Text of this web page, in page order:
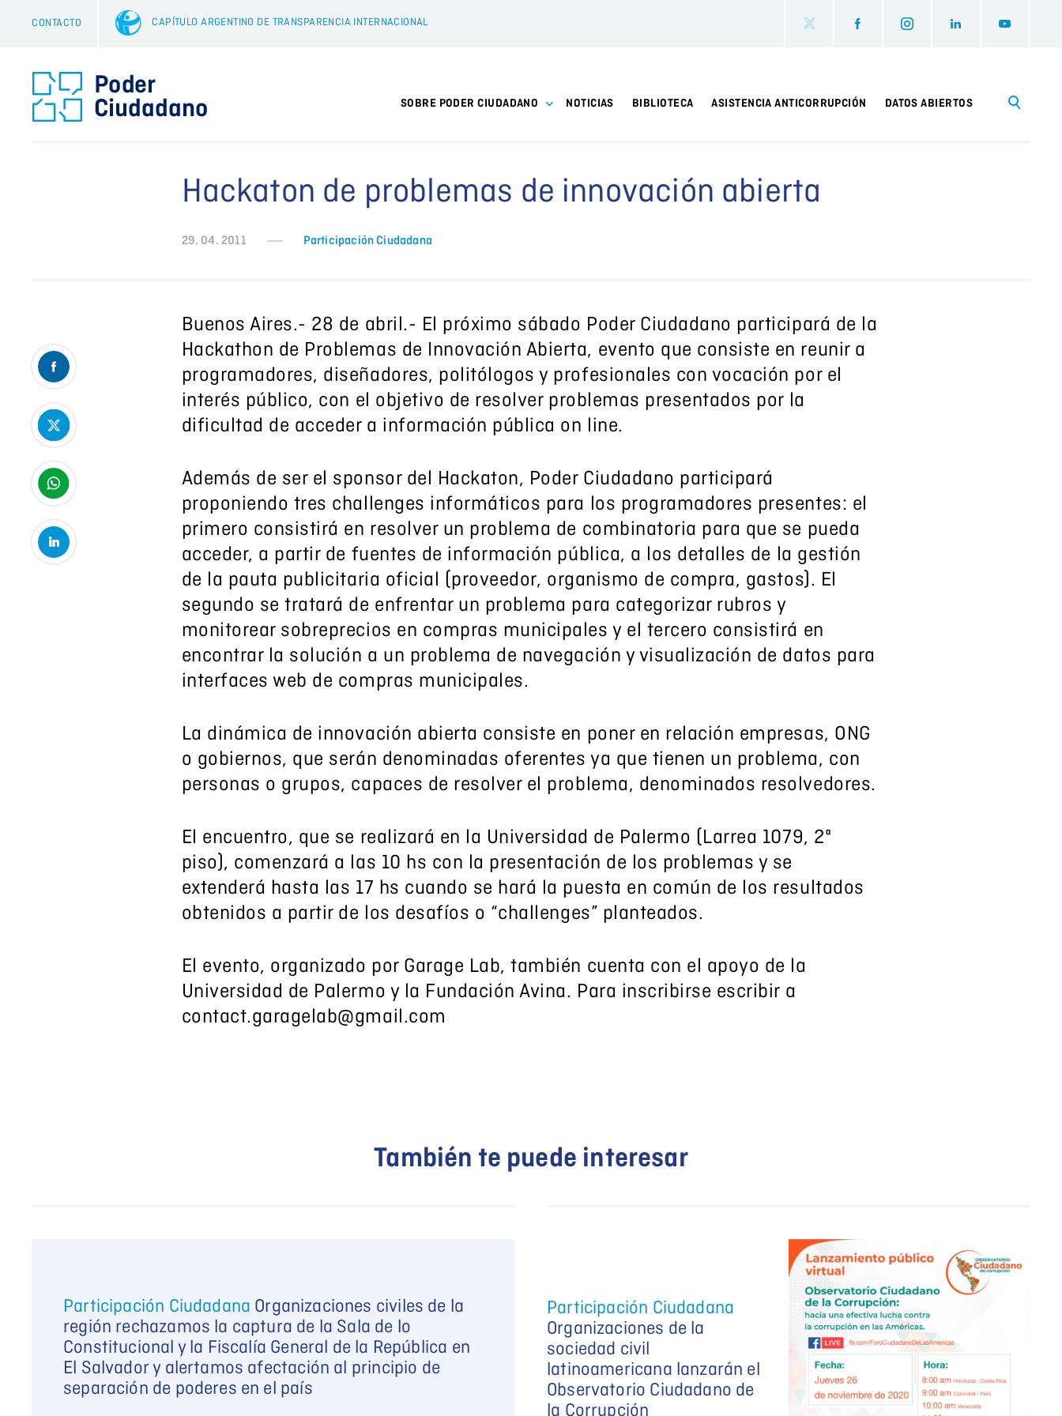
CONTACTO CAPÍTULO ARGENTINO DE TRANSPARENCIA INTERNACIONAL
SOBRE PODER CIUDADANO NOTICIAS BIBLIOTECA ASISTENCIA ANTICORRUPCIÓN DATOS ABIERTOS
Hackaton de problemas de innovación abierta
29. 04. 2011 Participación Ciudadana
Buenos Aires.- 28 de abril.- El próximo sábado Poder Ciudadano participará de la
Hackathon de Problemas de Innovación Abierta, evento que consiste en reunir a
programadores, diseñadores, politólogos y profesionales con vocación por el
interés público, con el objetivo de resolver problemas presentados por la
dificultad de acceder a información pública on line.
Además de ser el sponsor del Hackaton, Poder Ciudadano participará
proponiendo tres challenges informáticos para los programadores presentes: el
primero consistirá en resolver un problema de combinatoria para que se pueda
acceder, a partir de fuentes de información pública, a los detalles de la gestión
de la pauta publicitaria oficial (proveedor, organismo de compra, gastos). El
segundo se tratará de enfrentar un problema para categorizar rubros y
monitorear sobreprecios en compras municipales y el tercero consistirá en
encontrar la solución a un problema de navegación y visualización de datos para
interfaces web de compras municipales.
La dinámica de innovación abierta consiste en poner en relación empresas, ONG
o gobiernos, que serán denominadas oferentes ya que tienen un problema, con
personas o grupos, capaces de resolver el problema, denominados resolvedores.
El encuentro, que se realizará en la Universidad de Palermo (Larrea 1079, 2ª
piso), comenzará a las 10 hs con la presentación de los problemas y se
extenderá hasta las 17 hs cuando se hará la puesta en común de los resultados
obtenidos a partir de los desafíos o “challenges” planteados.
El evento, organizado por Garage Lab, también cuenta con el apoyo de la
Universidad de Palermo y la Fundación Avina. Para inscribirse escribir a
contact.garagelab@gmail.com
También te puede interesar
Participación Ciudadana Organizaciones civiles de la
región rechazamos la captura de la Sala de lo
Constitucional y la Fiscalía General de la República en
El Salvador y alertamos afectación al principio de
separación de poderes en el país
Participación Ciudadana
Organizaciones de la
sociedad civil
latinoamericana lanzarán el
Observatorio Ciudadano de
la Corrupción